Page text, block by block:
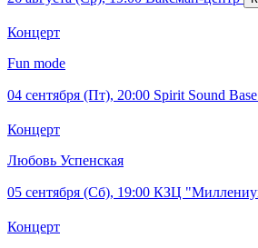
Концерт
Fun mode
04 сентября (Пт), 20:00 Spirit Sound Base
Концерт
Любовь Успенская
05 сентября (Сб), 19:00 КЗЦ
Концерт